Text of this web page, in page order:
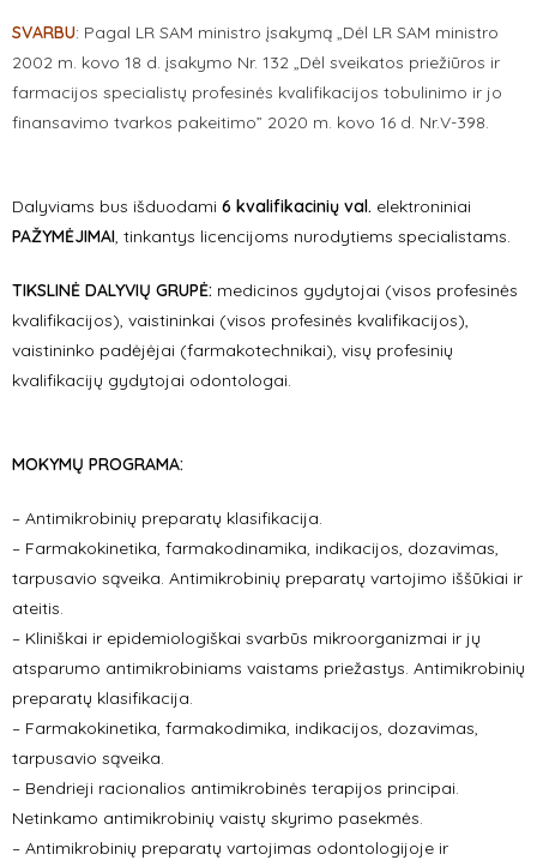
SVARBU: Pagal LR SAM ministro įsakymą „Dėl LR SAM ministro
2002 m. kovo 18 d. įsakymo Nr. 132 „Dėl sveikatos priežiūros ir
farmacijos specialistų profesinės kvalifikacijos tobulinimo ir jo
finansavimo tvarkos pakeitimo” 2020 m. kovo 16 d. Nr.V-398.
Dalyviams bus išduodami 6 kvalifikacinių val. elektroniniai
PAŽYMĖJIMAI, tinkantys licencijoms nurodytiems specialistams.
TIKSLINĖ DALYVIŲ GRUPĖ: medicinos gydytojai (visos profesinės
kvalifikacijos), vaistininkai (visos profesinės kvalifikacijos),
vaistininko padėjėjai (farmakotechnikai), visų profesinių
kvalifikacijų gydytojai odontologai.
MOKYMŲ PROGRAMA:
– Antimikrobinių preparatų klasifikacija.
– Farmakokinetika, farmakodinamika, indikacijos, dozavimas,
tarpusavio sąveika. Antimikrobinių preparatų vartojimo iššūkiai ir
ateitis.
– Kliniškai ir epidemiologiškai svarbūs mikroorganizmai ir jų
atsparumo antimikrobiniams vaistams priežastys. Antimikrobinių
preparatų klasifikacija.
– Farmakokinetika, farmakodimika, indikacijos, dozavimas,
tarpusavio sąveika.
– Bendrieji racionalios antimikrobinės terapijos principai.
Netinkamo antimikrobinių vaistų skyrimo pasekmės.
– Antimikrobinių preparatų vartojimas odontologijoje ir